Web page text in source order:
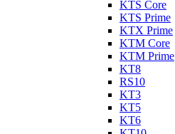
KTS Core
KTS Prime
KTX Prime
KTM Core
KTM Prime
KT8
RS10
KT3
KT5
KT6